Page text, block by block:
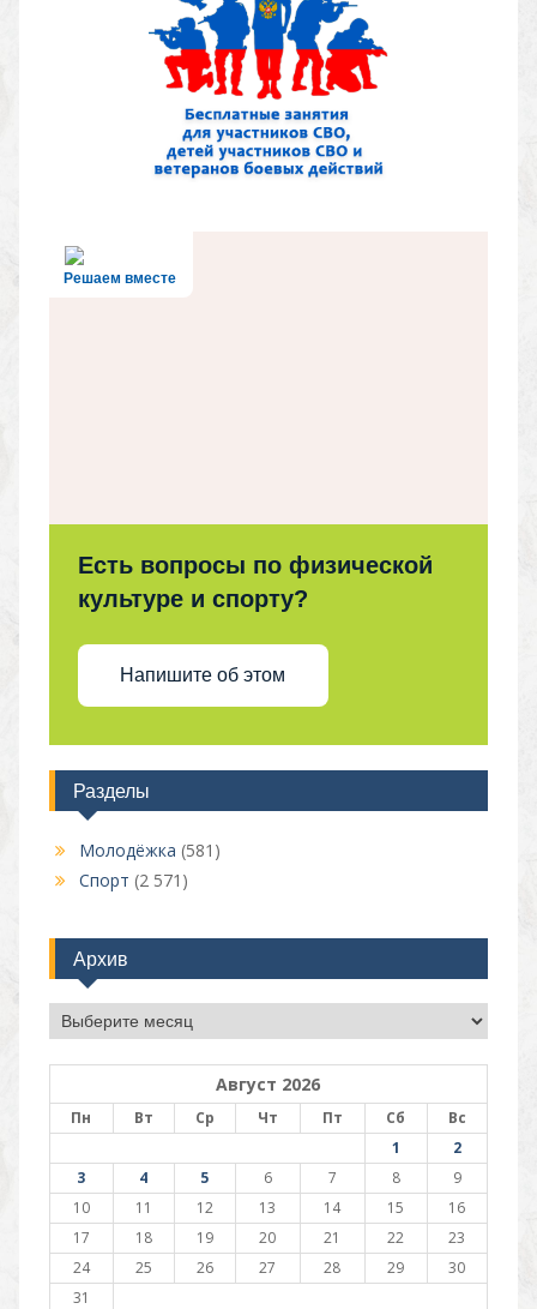
Решаем вместе
Есть вопросы по физической
культуре и спорту?
Напишите об этом
Разделы
Молодёжка (581)
Спорт (2 571)
Архив
Архив
Август 2026
Пн Вт Ср Чт Пт Сб
Вс
1
2
3
4 5 6 7 8
9
10
11 12 13 14 15
16
17
18 19 20 21 22
23
24
25 26 27 28 29
30
31